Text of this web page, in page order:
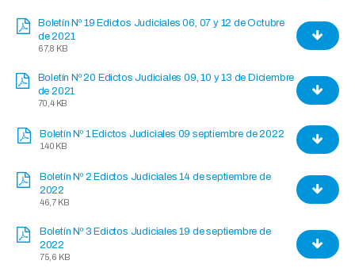
Boletín Nº 19 Edictos Judiciales 06, 07 y 12 de Octubre
de 2021
67,8 KB
Boletín Nº 20 Edictos Judiciales 09, 10 y 13 de Diciembre
de 2021
70,4 KB
Boletín Nº 1 Edictos Judiciales 09 septiembre de 2022
140 KB
Boletín Nº 2 Edictos Judiciales 14 de septiembre de
2022
46,7 KB
Boletín Nº 3 Edictos Judiciales 19 de septiembre de
2022
75,6 KB